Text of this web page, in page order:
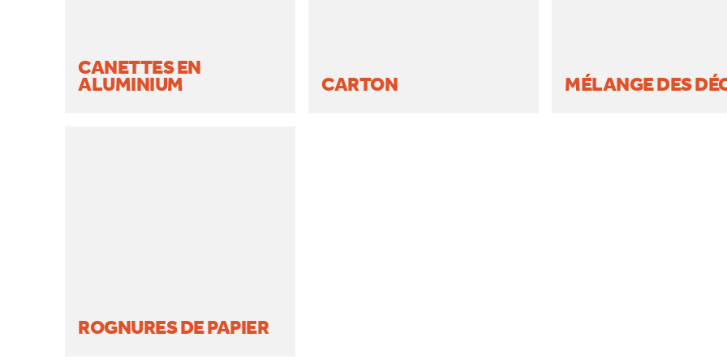
CANETTES EN
ALUMINIUM CARTON MÉLANGE DES
ROGNURES DE PAPIER